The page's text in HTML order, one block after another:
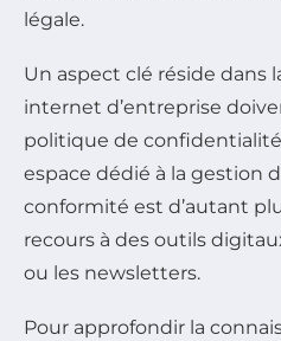
légale.
Un aspect clé réside dans
internet d’entreprise
politique de confidentialité
espace dédié à la gestion
conformité est d’autant
recours à des outils
ou les newsletters.
Pour approfondir la